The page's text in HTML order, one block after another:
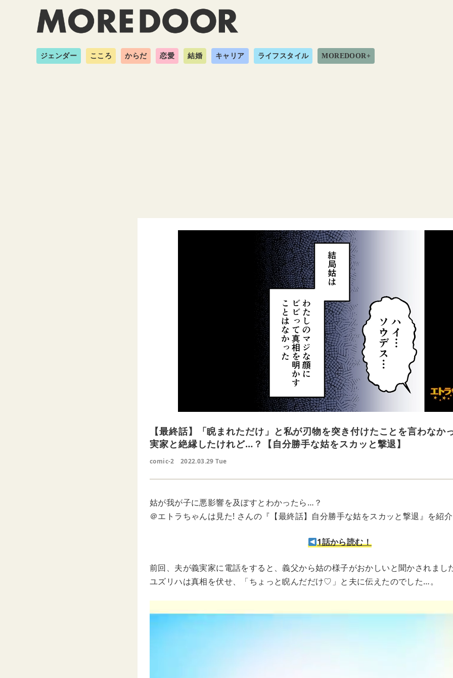
ジェンダー こころ からだ 恋愛 結婚 キャリア ライフスタイル MOREDOOR+
【最終話】「睨まれただけ」と私が刃物を突き付けたことを言わなか
実家と絶縁したけれど…？【自分勝手な姑をスカッと撃退】
comic-2 2022.03.29 Tue
姑が我が子に悪影響を及ぼすとわかったら…？
＠エトラちゃんは見た! さんの『【最終話】自分勝手な姑をスカッと撃退』を紹介
1話から読む！
前回、夫が義実家に電話をすると、義父から姑の様子がおかしいと聞かされまし
ユズリハは真相を伏せ、「ちょっと睨んだだけ♡」と夫に伝えたのでした…。